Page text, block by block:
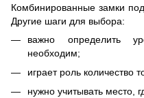
Комбинированные замки
Другие шаги для выбора:
важно определить
необходим;
играет роль количество
нужно учитывать место,